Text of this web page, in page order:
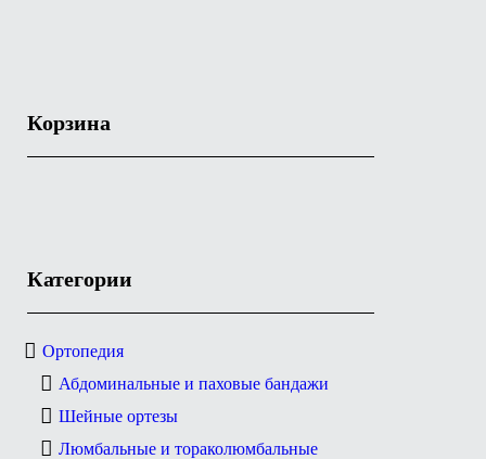
Корзина
Категории
Ортопедия
Абдоминальные и паховые бандажи
Шейные ортезы
Люмбальные и тораколюмбальные